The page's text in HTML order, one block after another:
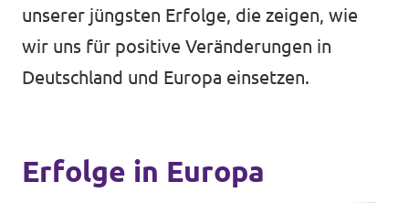
unserer jüngsten Erfolge, die zeigen, wie
wir uns für positive Veränderungen in
Deutschland und Europa einsetzen.
Erfolge in Europa